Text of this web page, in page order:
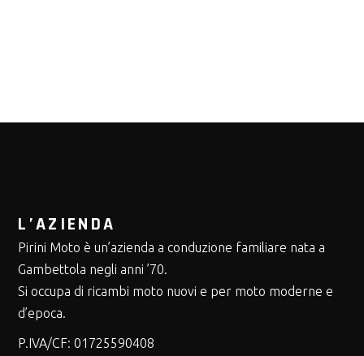
L’AZIENDA
Pirini Moto è un’azienda a conduzione familiare nata a
Gambettola negli anni ’70.
Si occupa di ricambi moto nuovi e per moto moderne e
d’epoca.
P.IVA/CF:01725590408